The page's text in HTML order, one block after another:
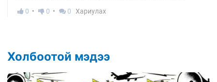
0
0 0 Хариулах
Холбоотой мэдээ